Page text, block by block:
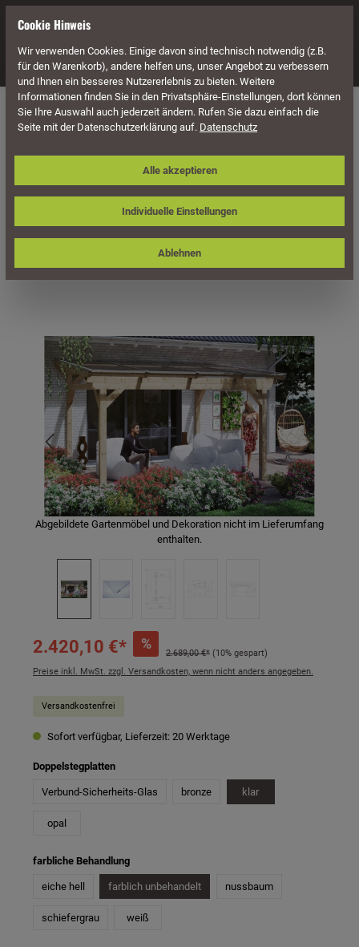
Navigation
Überdachung Terrassenüberdachungen
Skan Holz Terrassenüberdachung
Sanremo 434 x 250 cm, freistehend,
Bildergalerie überspringen
Abgebildete Gartenmöbel und Dekoration nicht im Lieferumfang
enthalten.
2.420,10 €* %
2.689,00 €* (10% gespart)
Preise inkl. MwSt. zzgl. Versandkosten, wenn nicht anders angegeben.
Versandkostenfrei
Sofort verfügbar, Lieferzeit: 20 Werktage
Doppelstegplattenauswählen
Verbund-Sicherheits-Glas bronze klar
opal
farbliche Behandlungauswählen
eiche hell farblich unbehandelt nussbaum
schiefergrau weiß
Cookie Hinweis
Wir verwenden Cookies. Einige davon sind technisch notwendig (z.B.
für den Warenkorb), andere helfen uns, unser Angebot zu verbessern
und Ihnen ein besseres Nutzererlebnis zu bieten. Weitere
Informationen finden Sie in den Privatsphäre-Einstellungen, dort können
Sie Ihre Auswahl auch jederzeit ändern. Rufen Sie dazu einfach die
Seite mit der Datenschutzerklärung auf. Datenschutz
Individuelle Einstellungen
Ablehnen
Alle akzeptieren